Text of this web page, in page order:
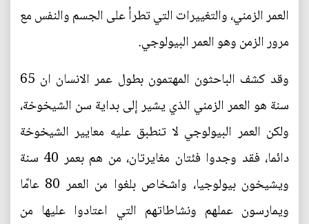
العمر الزمني، والتغييرات التي تطرأ على الجسم والنفس مع
مرور الزمن وهو العمر البيولوجي.
وقد كشف الباحثون المهتمون بطول عمر الانسان ان 65
سنة هو العمر الزمني الذي يشير إلى بداية سن الشيخوخة،
ولكن العمر البيولوجي لا تنطبق عليه معايير الشيخوخة
دائما، فقد وجدوا فئتان مغايرتان، من هم بعمر 40 سنة
ويشيخون بيولوجيا، واشخاص بلغوا من العمر 80 عامًا
ويمارسون عملهم ونشاطاتهم التي اعتادوا عليها من